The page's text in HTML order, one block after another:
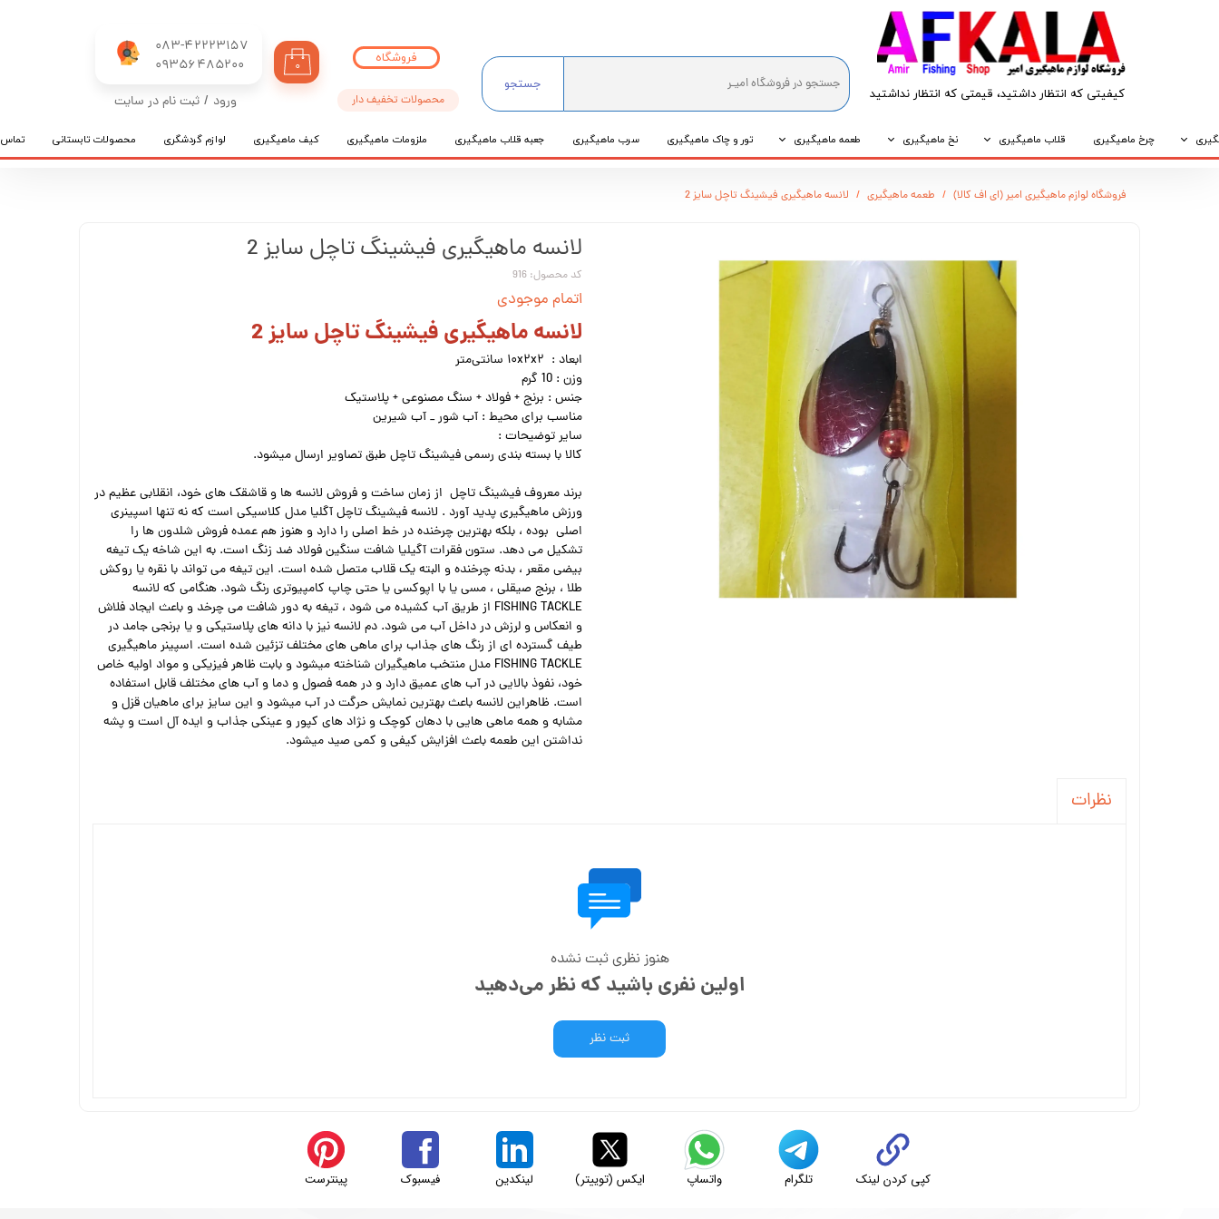
کیفیتی که انتظار داشتید، قیمتی که انتظار نداشتید​​​​​​​
083-42223157
​​​​​​​09356485200
جستجو
۰
ورود / ثبت نام در سایت
تغییر گذر واژه
چرخ ماهیگیری قلاب ماهیگیری نخ ماهیگیری طعمه ماهیگیری تور و چاک ماهیگیری سرب ماهیگیری جعبه قلاب ماهیگیری ملزومات ماهیگیری کیف ماهیگیری لوازم گردشگری محصولات تابستانی تماس
محصولات تخفیف دار
فروشگاه
فروشگاه لوازم ماهیگیری امیر (ای اف کالا) طعمه ماهیگیری لانسه ماهیگیری فیشینگ تاچل سایز 2
لانسه ماهیگیری فیشینگ تاچل سایز 2
کد محصول: 916
اتمام موجودی
لانسه ماهیگیری فیشینگ تاچل سایز 2
ابعاد : ۱۰x۲x۲ سانتی‌متر
وزن : 10 گرم
جنس : برنج + فولاد + سنگ مصنوعی + پلاستیک
مناسب برای محیط : آب شور _ آب شیرین
سایر توضیحات :
کالا با بسته بندی رسمی فیشینگ تاچل طبق تصاویر ارسال میشود.
برند معروف فیشینگ تاچل از زمان ساخت و فروش لانسه ها و قاشقک های خود، انقلابی عظیم در
ورزش ماهیگیری پدید آورد . لانسه فیشینگ تاچل آگلیا مدل کلاسیکی است که نه تنها اسپینری
اصلی بوده ، بلکه بهترین چرخنده در خط اصلی را دارد و هنوز هم عمده فروش شلدون ها را
تشکیل می دهد. ستون فقرات آگیلیا شافت سنگین فولاد ضد زنگ است. به این شاخه یک تیغه
بیضی مقعر ، بدنه چرخنده و البته یک قلاب متصل شده است. این تیغه می تواند با نقره یا روکش
طلا ، برنج صیقلی ، مسی یا با اپوکسی یا حتی چاپ کامپیوتری رنگ شود. هنگامی که لانسه
FISHING TACKLE از طریق آب کشیده می شود ، تیغه به دور شافت می چرخد و باعث ایجاد فلاش
و انعکاس و لرزش در داخل آب می شود. دم لانسه نیز با دانه های پلاستیکی و یا برنجی جامد در
طیف گسترده ای از رنگ های جذاب برای ماهی های مختلف تزئین شده است. اسپینر ماهیگیری
FISHING TACKLE مدل منتخب ماهیگیران شناخته میشود و بابت ظاهر فیزیکی و مواد اولیه خاص
خود، نفوذ بالایی در آب های عمیق دارد و در همه فصول و دما و آب های مختلف قابل استفاده
است. ظاهراین لانسه باعث بهترین نمایش حرگت در آب میشود و این سایز برای ماهیان قزل و
مشابه و همه ماهی هایی با دهان کوچک و نژاد های کپور و عینکی جذاب و ایده آل است و پشه
نداشتن این طعمه باعث افزایش کیفی و کمی صید میشود.
نظرات
هنوز نظری ثبت نشده
اولین نفری باشید که نظر می‌دهید
ثبت نظر
کپی کردن لینک تلگرام واتساپ ایکس (توییتر) لینکدین فیسبوک پینترست